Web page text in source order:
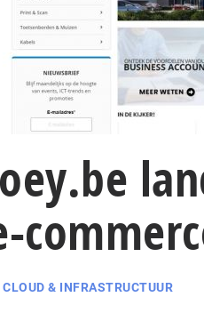
CLOUD & INFRASTRUCTUUR